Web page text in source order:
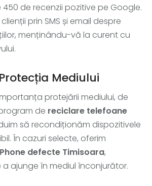
de recenzii pozitive pe Google.
prin SMS și email despre
menținându-vă la curent cu
Mediului
protejării mediului, de
de reciclare telefoane
să recondiționăm dispozitivele
În cazuri selecte, oferim
defecte Timisoara,
ajunge în mediul înconjurător.